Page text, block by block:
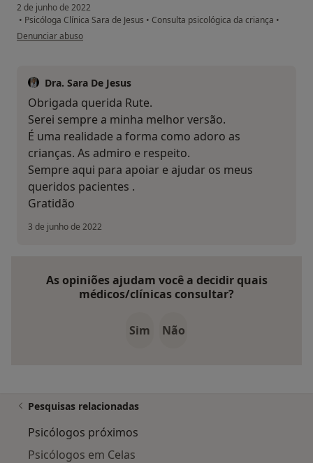
2 de junho de 2022
• Psicóloga Clínica Sara de Jesus • Consulta psicológica da criança •
na opinião do utilizador Rute Perdiz
Denunciar abuso
Dra. Sara De Jesus
Obrigada querida Rute.
Serei sempre a minha melhor versão.
É uma realidade a forma como adoro as
crianças. As admiro e respeito.
Sempre aqui para apoiar e ajudar os meus
queridos pacientes .
Gratidão
3 de junho de 2022
As opiniões ajudam você a decidir quais
médicos/clínicas consultar?
Sim Não
Pesquisas relacionadas
Psicólogos próximos
Psicólogos em Celas